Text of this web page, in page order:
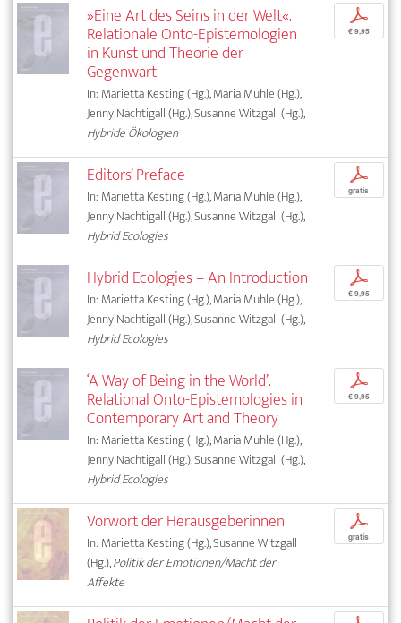
»Eine Art des Seins in der Welt«.
Relationale Onto-Epistemologien
in Kunst und Theorie der
Gegenwart
In: Marietta Kesting (Hg.), Maria Muhle (Hg.),
Jenny Nachtigall (Hg.), Susanne Witzgall (Hg.),
Hybride Ökologien
p
€ 9,95
Editors’ Preface
In: Marietta Kesting (Hg.), Maria Muhle (Hg.),
Jenny Nachtigall (Hg.), Susanne Witzgall (Hg.),
Hybrid Ecologies
p
gratis
Hybrid Ecologies – An Introduction
In: Marietta Kesting (Hg.), Maria Muhle (Hg.),
Jenny Nachtigall (Hg.), Susanne Witzgall (Hg.),
Hybrid Ecologies
p
€ 9,95
‘A Way of Being in the World’.
Relational Onto-Epistemologies in
Contemporary Art and Theory
In: Marietta Kesting (Hg.), Maria Muhle (Hg.),
Jenny Nachtigall (Hg.), Susanne Witzgall (Hg.),
Hybrid Ecologies
p
€ 9,95
Vorwort der Herausgeberinnen
In: Marietta Kesting (Hg.), Susanne Witzgall
(Hg.),Politik der Emotionen/Macht der
Affekte
p
gratis